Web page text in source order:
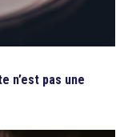
n’est pas une